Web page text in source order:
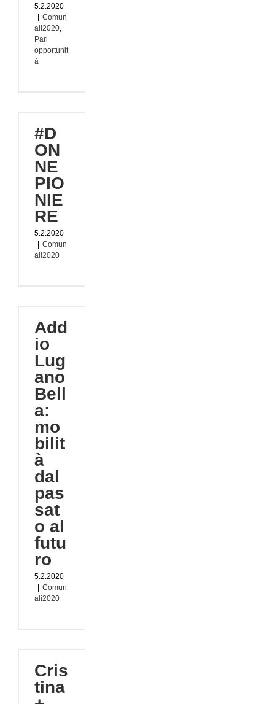
5.2.2020
Comun
ali2020,
Pari
opportunit
à
#D
ON
NE
PIO
NIE
RE
5.2.2020
Comun
ali2020
Add
io
Lug
ano
Bell
a:
mo
bilit
à
dal
pas
sat
o al
futu
ro
5.2.2020
Comun
ali2020
Cris
tina